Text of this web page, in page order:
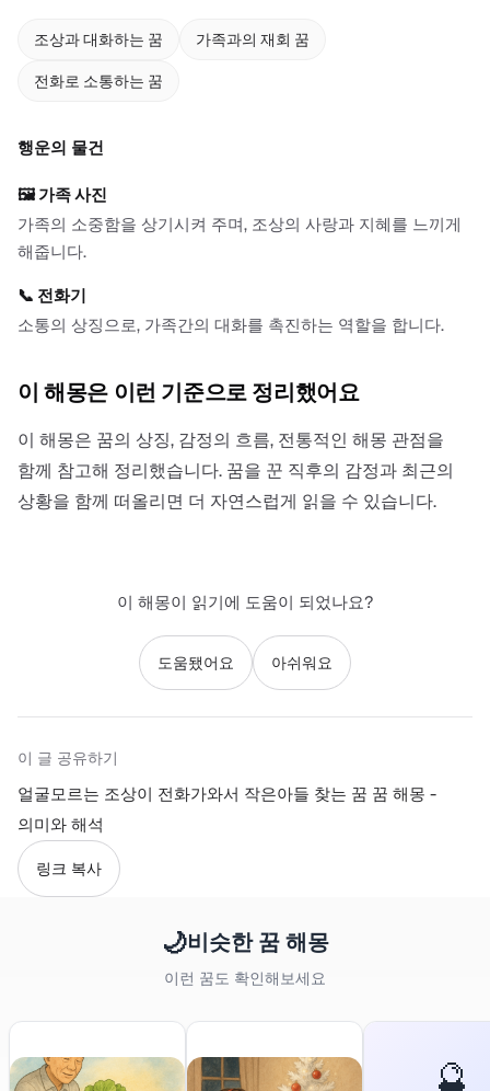
조상과 대화하는 꿈 가족과의 재회 꿈
전화로 소통하는 꿈
행운의 물건
🖼️가족 사진
가족의 소중함을 상기시켜 주며, 조상의 사랑과 지혜를 느끼게
해줍니다.
📞 전화기
소통의 상징으로, 가족간의 대화를 촉진하는 역할을 합니다.
이 해몽은 이런 기준으로 정리했어요
이 해몽은 꿈의 상징, 감정의 흐름, 전통적인 해몽 관점을
함께 참고해 정리했습니다. 꿈을 꾼 직후의 감정과 최근의
상황을 함께 떠올리면 더 자연스럽게 읽을 수 있습니다.
이 해몽이 읽기에 도움이 되었나요?
도움됐어요 아쉬워요
이 글 공유하기
얼굴모르는 조상이 전화가와서 작은아들 찾는 꿈 꿈 해몽 -
의미와 해석
링크 복사
🌙비슷한 꿈 해몽
이런 꿈도 확인해보세요
🔮